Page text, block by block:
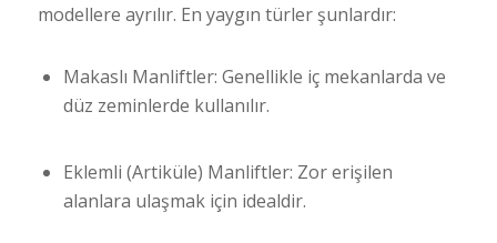
modellere ayrılır. En yaygın türler şunlardır:
Makaslı Manliftler: Genellikle iç mekanlarda ve
düz zeminlerde kullanılır.
Eklemli (Artiküle) Manliftler: Zor erişilen
alanlara ulaşmak için idealdir.